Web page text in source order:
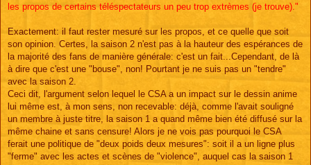
les propos de certains téléspectateurs un peu trop extrèmes (je trouve)."
Exactement: il faut rester mesuré sur les propos, et ce quelle que soit
son opinion. Certes, la saison 2 n'est pas à la hauteur des espérances de
la majorité des fans de manière générale: c'est un fait...Cependant, de là
à dire que c'est une "bouse", non! Pourtant je ne suis pas un "tendre"
avec la saison 2.
Ceci dit, l'argument selon lequel le CSA a un impact sur le dessin anime
lui même est, à mon sens, non recevable: déjà, comme l'avait souligné
un membre à juste titre, la saison 1 a quand même bien été diffusé sur la
même chaine et sans censure! Alors je ne vois pas pourquoi le CSA
ferait une politique de "deux poids deux mesures": soit il a un ligne plus
"ferme" avec les actes et scènes de "violence", auquel cas la saison 1